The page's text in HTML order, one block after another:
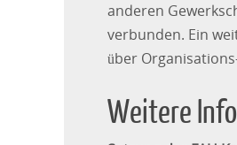
anderen
verbunden. Ein
über
Weitere